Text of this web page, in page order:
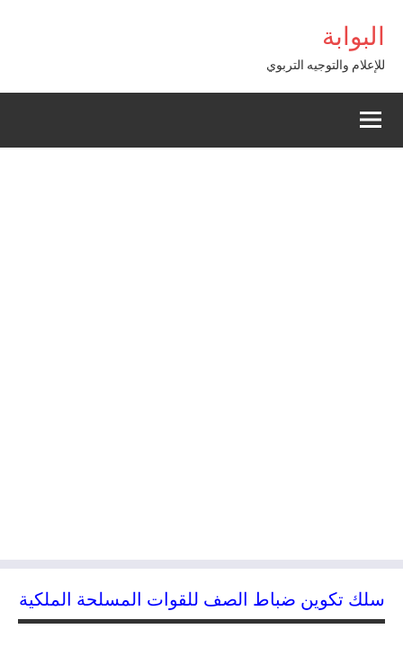
contenu
البوابة
للإعلام والتوجيه التربوي
سلك تكوين ضباط الصف للقوات المسلحة الملكية